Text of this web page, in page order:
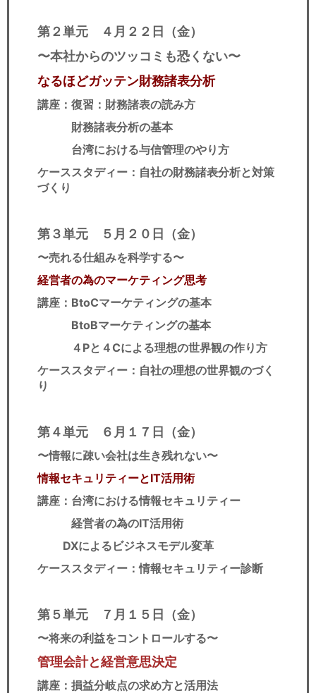
第２単元 ４月２２日（金）
〜本社からのツッコミも恐くない〜
なるほどガッテン財務諸表分析
講座：復習：財務諸表の読み方
財務諸表分析の基本
台湾における与信管理のやり方
ケーススタディー：自社の財務諸表分析と対策
づくり
第３単元 ５月２０日（金）
〜売れる仕組みを科学する〜
経営者の為のマーケティング思考
講座：BtoCマーケティングの基本
BtoBマーケティングの基本
４Pと４Cによる理想の世界観の作り方
ケーススタディー：自社の理想の世界観のづく
り
第４単元 ６月１７日（金）
〜情報に疎い会社は生き残れない〜
情報セキュリティーとIT活用術
講座：台湾における情報セキュリティー
経営者の為のIT活用術
DXによるビジネスモデル変革
ケーススタディー：情報セキュリティー診断
第５単元 ７ 月１５日（金）
〜将来の利益をコントロールする〜​
管理会計と経営意思決定
講座：損益分岐点の求め方と活用法